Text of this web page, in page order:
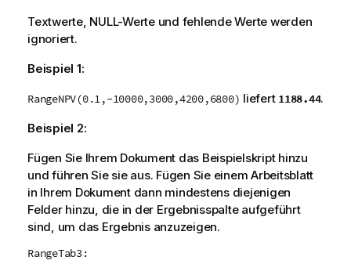
Textwerte, NULL-Werte und fehlende Werte werden
ignoriert.
Beispiel 1:
RangeNPV(0.1,-10000,3000,4200,6800) liefert 1188.44.
Beispiel 2:
Fügen Sie Ihrem Dokument das Beispielskript hinzu
und führen Sie sie aus. Fügen Sie einem Arbeitsblatt
in Ihrem Dokument dann mindestens diejenigen
Felder hinzu, die in der Ergebnisspalte aufgeführt
sind, um das Ergebnis anzuzeigen.
RangeTab3: